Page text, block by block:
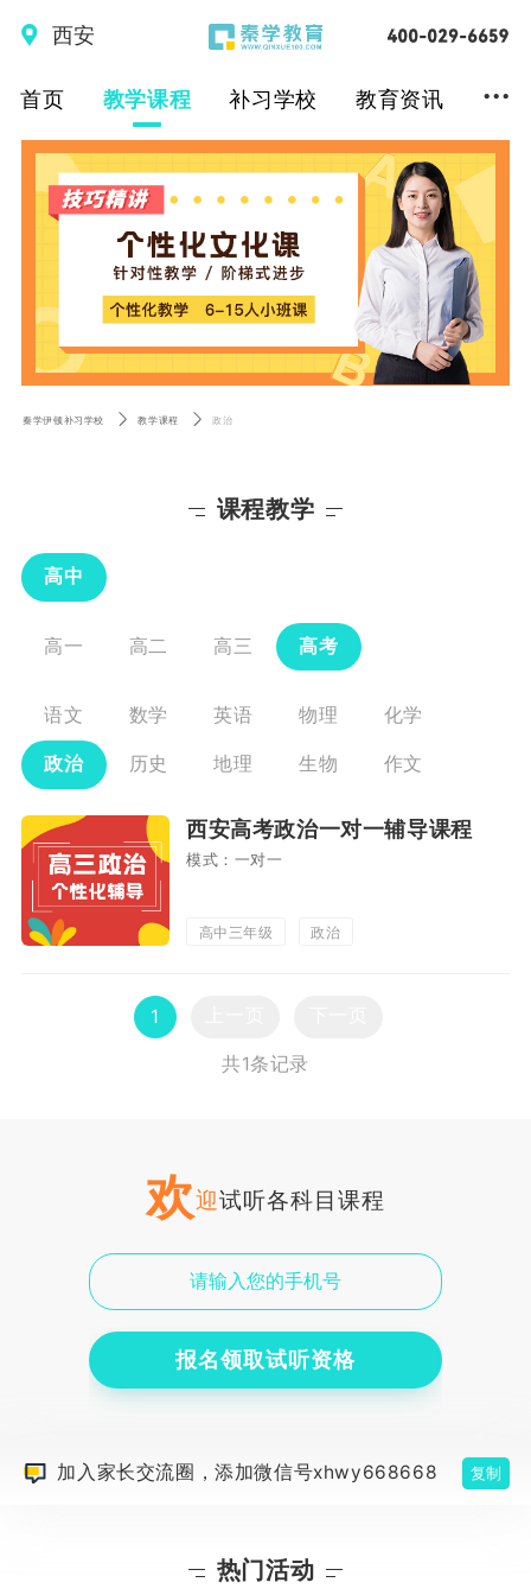
西安
首页 教学课程 补习学校 教育资讯 ...
秦学伊顿补习学校 教学课程 政治
课程教学
高中
高一 高二 高三 高考
语文 数学 英语 物理 化学
政治 历史 地理 生物 作文
西安高考政治一对一辅导课程
模式：一对一
高中三年级 政治
1
共1条记录
欢迎试听各科目课程
报名领取试听资格
加入家长交流圈，添加微信号xhwy668668 复制
热门活动